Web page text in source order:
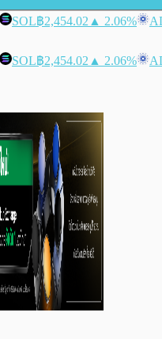
SOL฿2,454.02 ▲ 2.06%
SOL฿2,454.02 ▲ 2.06%